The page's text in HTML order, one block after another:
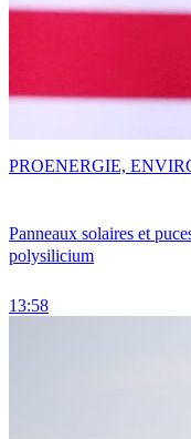
Panneaux solaires et
polysilicium
13:58
PROENERGIE,